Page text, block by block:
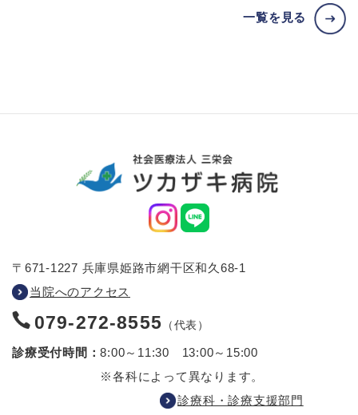
一覧を見る
〒671-1227 兵庫県姫路市網干区和久68-1
当院へのアクセス
079-272-8555 （代表）
診療受付時間：8:00～11:30 13:00～15:00
※各科によって異なります。
診療科・診療支援部門